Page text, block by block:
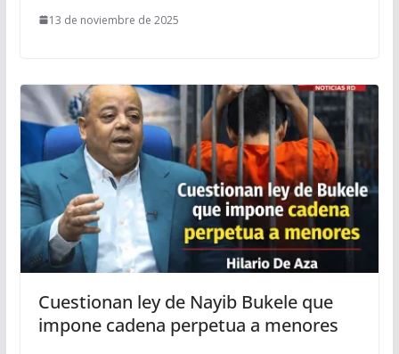
13 de noviembre de 2025
Cuestionan ley de Nayib Bukele que
impone cadena perpetua a menores